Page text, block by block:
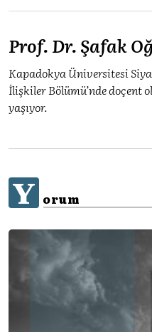
Prof. Dr. Şafak
Kapadokya Üniversitesi
İlişkiler Bölümü’nde doçent
yaşıyor.
Y orum